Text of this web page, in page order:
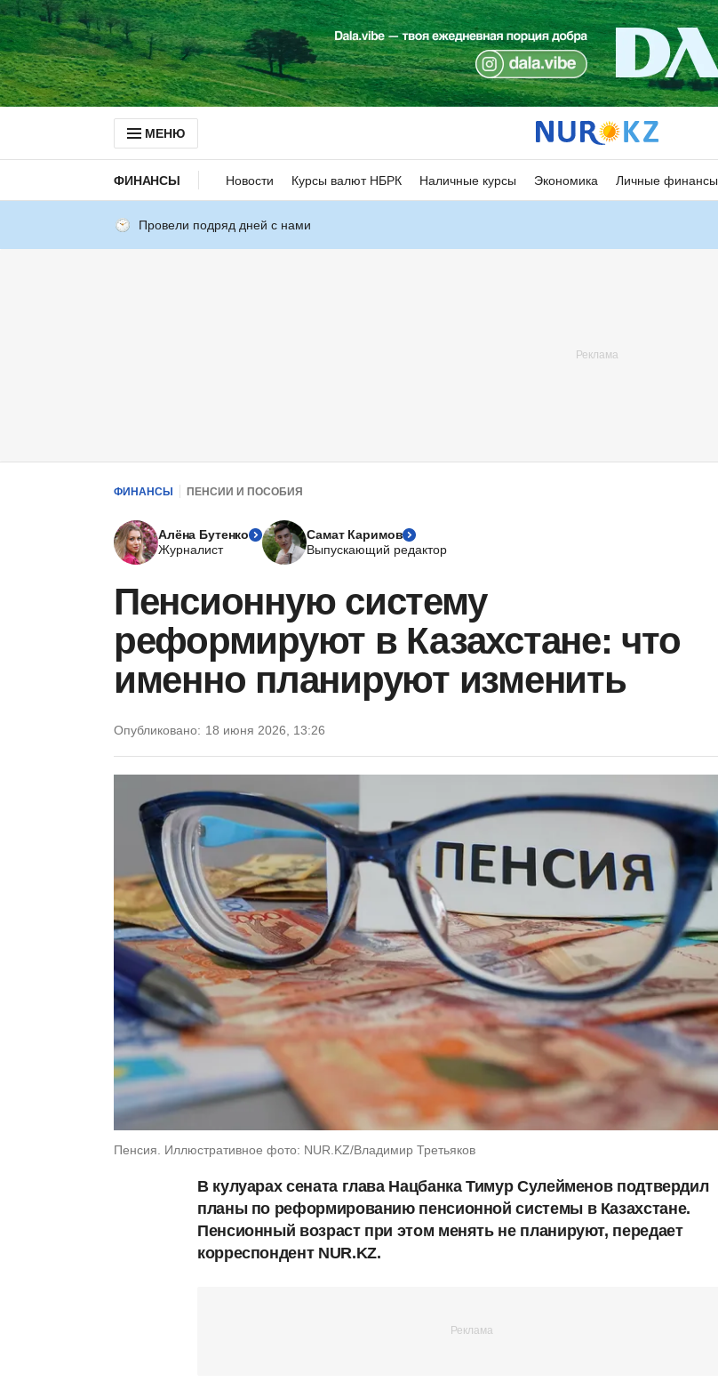
МЕНЮ
ФИНАНСЫ Новости Курсы валют НБРК Наличные курсы Экономика Личные финансы
Провели подряд дней с нами
ФИНАНСЫ ПЕНСИИ И ПОСОБИЯ
Алёна Бутенко
Журналист
Самат Каримов
Выпускающий редактор
Пенсионную систему
реформируют в Казахстане: что
именно планируют изменить
Опубликовано: 18 июня 2026, 13:26
Пенсия. Иллюстративное фото: NUR.KZ/Владимир Третьяков
В кулуарах сената глава Нацбанка Тимур Сулейменов подтвердил
планы по реформированию пенсионной системы в Казахстане.
Пенсионный возраст при этом менять не планируют, передает
корреспондент NUR.KZ.